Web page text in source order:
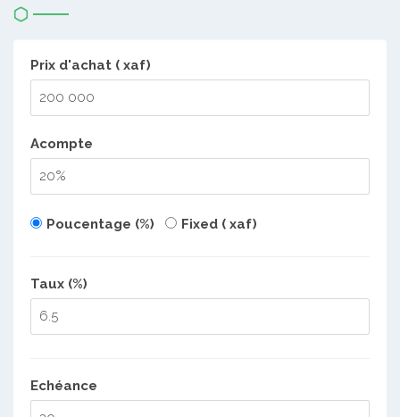
Prix d'achat ( xaf)
Acompte
Poucentage (%) Fixed ( xaf)
Taux (%)
Echéance